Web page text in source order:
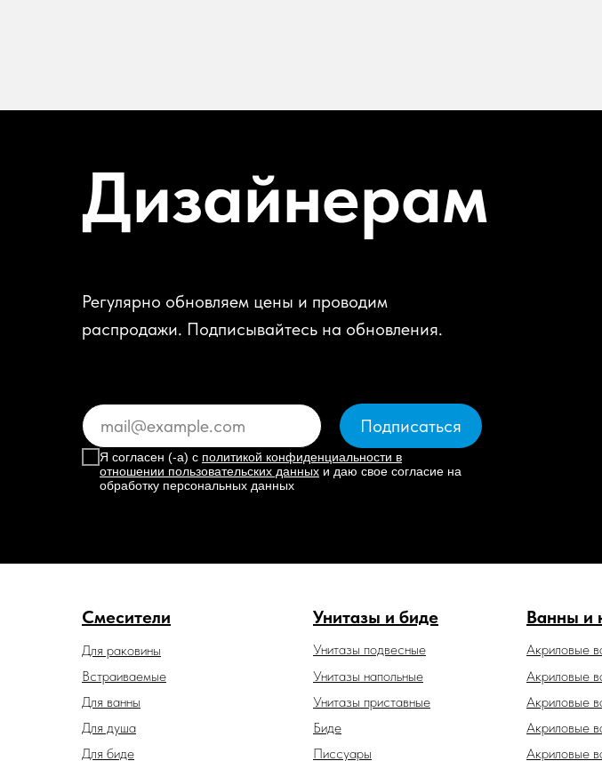
Дизайнерам
Регулярно обновляем цены и проводим
распродажи. Подписывайтесь на обновления.
Я согласен (-а) с политикой конфиденциальности в
отношении пользовательских данных и даю свое согласие на
обработку персональных данных
Подписаться
Смесители Унитазы и биде
Унитазы подвесные
Унитазы напольные
Унитазы приставные
Встраиваемые
Для биде
Для ванны
Для душа
Для раковины
Ванны и
Акриловые
Биде
Акриловые
Акриловые
Акриловые
Акриловые
Писсуары